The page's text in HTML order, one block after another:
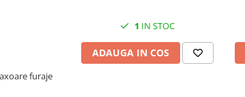
furaje
1 IN STOC
ADAUGA IN COS